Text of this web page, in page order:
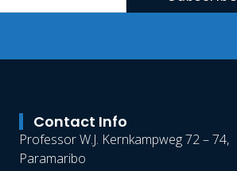
Contact Info
Professor W.J. Kernkampweg 72 – 74,
Paramaribo